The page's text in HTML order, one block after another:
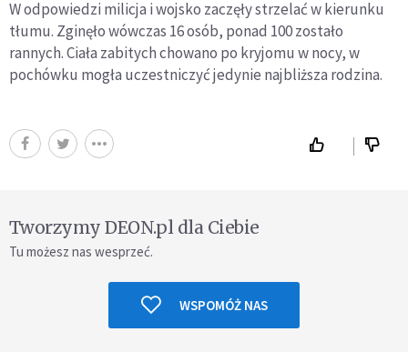
W odpowiedzi milicja i wojsko zaczęły strzelać w kierunku
tłumu. Zginęło wówczas 16 osób, ponad 100 zostało
rannych. Ciała zabitych chowano po kryjomu w nocy, w
pochówku mogła uczestniczyć jedynie najbliższa rodzina.
Tworzymy DEON.pl dla Ciebie
Tu możesz nas wesprzeć.
WSPOMÓŻ NAS